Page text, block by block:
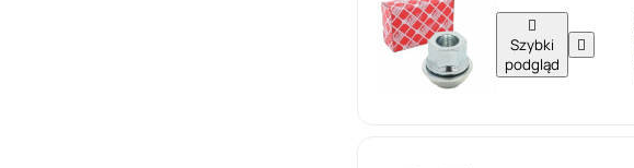

Szybki
podgląd
